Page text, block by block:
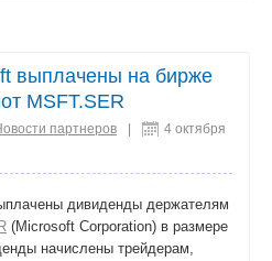
выплачены на бирже
MSFT.SER
партнеров
4 октября
дивиденды держателям
(Microsoft Corporation) в размере
начислены трейдерам,